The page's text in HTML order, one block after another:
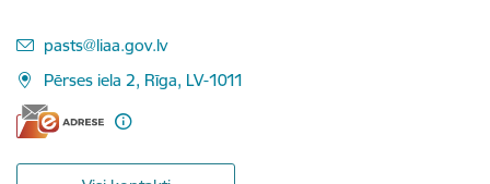
E-pasts:
pasts@liaa.gov.lv
Pērses iela 2, Rīga, LV-1011